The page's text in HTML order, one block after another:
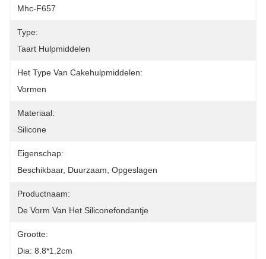
Mhc-F657
Type:
Taart Hulpmiddelen
Het Type Van Cakehulpmiddelen:
Vormen
Materiaal:
Silicone
Eigenschap:
Beschikbaar, Duurzaam, Opgeslagen
Productnaam:
De Vorm Van Het Siliconefondantje
Grootte:
Dia: 8.8*1.2cm